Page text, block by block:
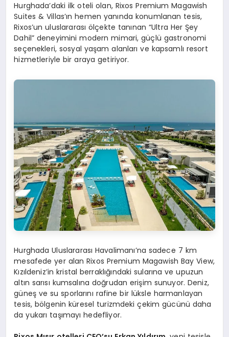
Hurghada’daki ilk oteli olan, Rixos Premium Magawish
Suites & Villas’ın hemen yanında konumlanan tesis,
Rixos’un uluslararası ölçekte tanınan “Ultra Her Şey
Dahil” deneyimini modern mimari, güçlü gastronomi
seçenekleri, sosyal yaşam alanları ve kapsamlı resort
hizmetleriyle bir araya getiriyor.
Hurghada Uluslararası Havalimanı’na sadece 7 km
mesafede yer alan Rixos Premium Magawish Bay View,
Kızıldeniz’in kristal berraklığındaki sularına ve upuzun
altın sarısı kumsalına doğrudan erişim sunuyor. Deniz,
güneş ve su sporlarını rafine bir lüksle harmanlayan
tesis, bölgenin küresel turizmdeki çekim gücünü daha
da yukarı taşımayı hedefliyor.